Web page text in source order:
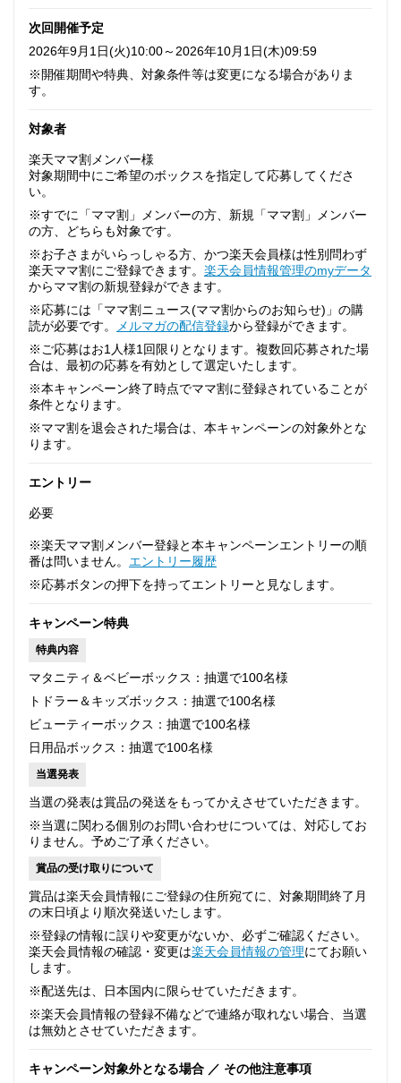
次回開催予定
2026年9月1日(火)10:00～2026年10月1日(木)09:59
※開催期間や特典、対象条件等は変更になる場合がありま
す。
対象者
楽天ママ割メンバー様
対象期間中にご希望のボックスを指定して応募してくださ
い。
※すでに「ママ割」メンバーの方、新規「ママ割」メンバー
の方、どちらも対象です。
※お子さまがいらっしゃる方、かつ楽天会員様は性別問わず
楽天ママ割にご登録できます。 楽天会員情報管理のmyデータ
からママ割の新規登録ができます。
※応募には「ママ割ニュース(ママ割からのお知らせ)」の購
読が必要です。
メルマガの配信登録から登録ができます。
※ご応募はお1人様1回限りとなります。複数回応募された場
合は、最初の応募を有効として選定いたします。
※本キャンペーン終了時点でママ割に登録されていることが
条件となります。
※ママ割を退会された場合は、本キャンペーンの対象外とな
ります。
エントリー
必要
※楽天ママ割メンバー登録と本キャンペーンエントリーの順
番は問いません。 エントリー履歴
※応募ボタンの押下を持ってエントリーと見なします。
キャンペーン特典
特典内容
マタニティ＆ベビーボックス：抽選で100名様
トドラー＆キッズボックス：抽選で100名様
ビューティーボックス：抽選で100名様
日用品ボックス：抽選で100名様
当選発表
当選の発表は賞品の発送をもってかえさせていただきます。
※当選に関わる個別のお問い合わせについては、対応してお
りません。予めご了承ください。
賞品の受け取りについて
賞品は楽天会員情報にご登録の住所宛てに、対象期間終了月
の末日頃より順次発送いたします。
※登録の情報に誤りや変更がないか、必ずご確認ください。
楽天会員情報の確認・変更は楽天会員情報の管理にてお願い
します。
※配送先は、日本国内に限らせていただきます。
※楽天会員情報の登録不備などで連絡が取れない場合、当選
は無効とさせていただきます。
キャンペーン対象外となる場合 ／ その他注意事項